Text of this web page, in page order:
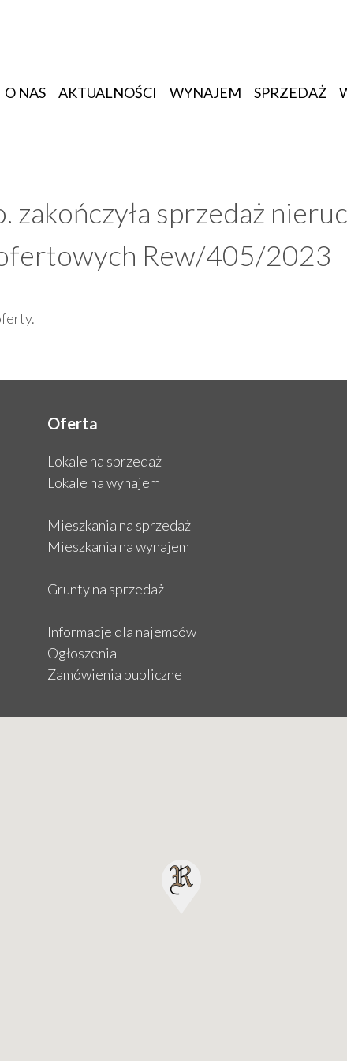
O NAS AKTUALNOŚCI WYNAJEM SPRZEDAŻ
zakończyła sprzedaż
Rew/405/2023
Oferta
Lokale na sprzedaż
Lokale na wynajem
Mieszkania na sprzedaż
Mieszkania na wynajem
Grunty na sprzedaż
Informacje dla najemców
Ogłoszenia
Zamówienia publiczne